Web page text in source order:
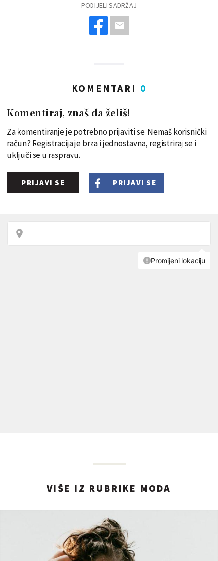
PODIJELI SADRŽAJ
KOMENTARI 0
Komentiraj, znaš da želiš!
Za komentiranje je potrebno prijaviti se. Nemaš korisnički
račun? Registracija je brza i jednostavna, registriraj se i
uključi se u raspravu.
PRIJAVI SE PRIJAVI SE
VIŠE IZ RUBRIKE MODA